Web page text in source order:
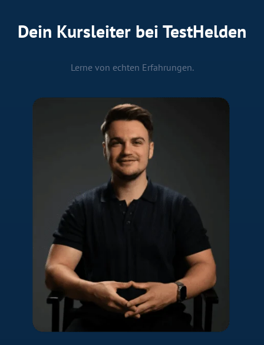
Dein Kursleiter bei TestHelden
Lerne von echten Erfahrungen.